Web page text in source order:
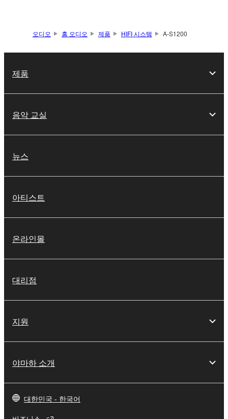
오디오 홈 오디오 제품 HIFI 시스템 A-S1200
제품
음악 교실
뉴스
아티스트
온라인몰
대리점
지원
야마하 소개
대한민국 - 한국어